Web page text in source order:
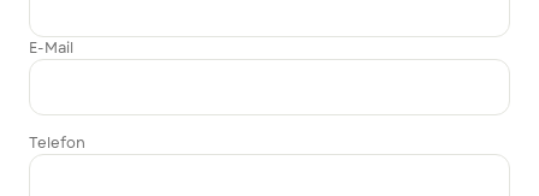
E-Mail
Telefon